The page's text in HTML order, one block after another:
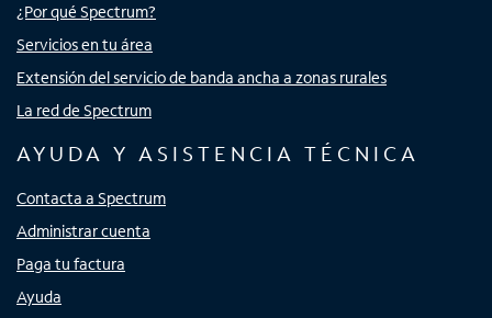
¿Por qué Spectrum?
Servicios en tu área
Extensión del servicio de banda ancha a zonas rurales
La red de Spectrum
AYUDA Y ASISTENCIA TÉCNICA
Contacta a Spectrum
Administrar cuenta
Paga tu factura
Ayuda